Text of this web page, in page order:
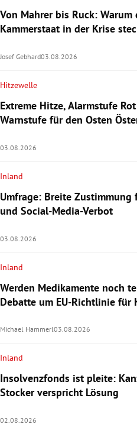
Von Mahrer bis Ruck: Warum
Kammerstaat in der Krise
Josef Gebhard03.08.2026
Hitzewelle
Extreme Hitze, Alarmstufe
Warnstufe für den Osten
03.08.2026
Inland
Umfrage: Breite Zustimmung
und Social-Media-Verbot
03.08.2026
Inland
Werden Medikamente noch
Debatte um EU-Richtlinie für
Michael Hammerl03.08.2026
Inland
Insolvenzfonds ist pleite:
Stocker verspricht Lösung
02.08.2026